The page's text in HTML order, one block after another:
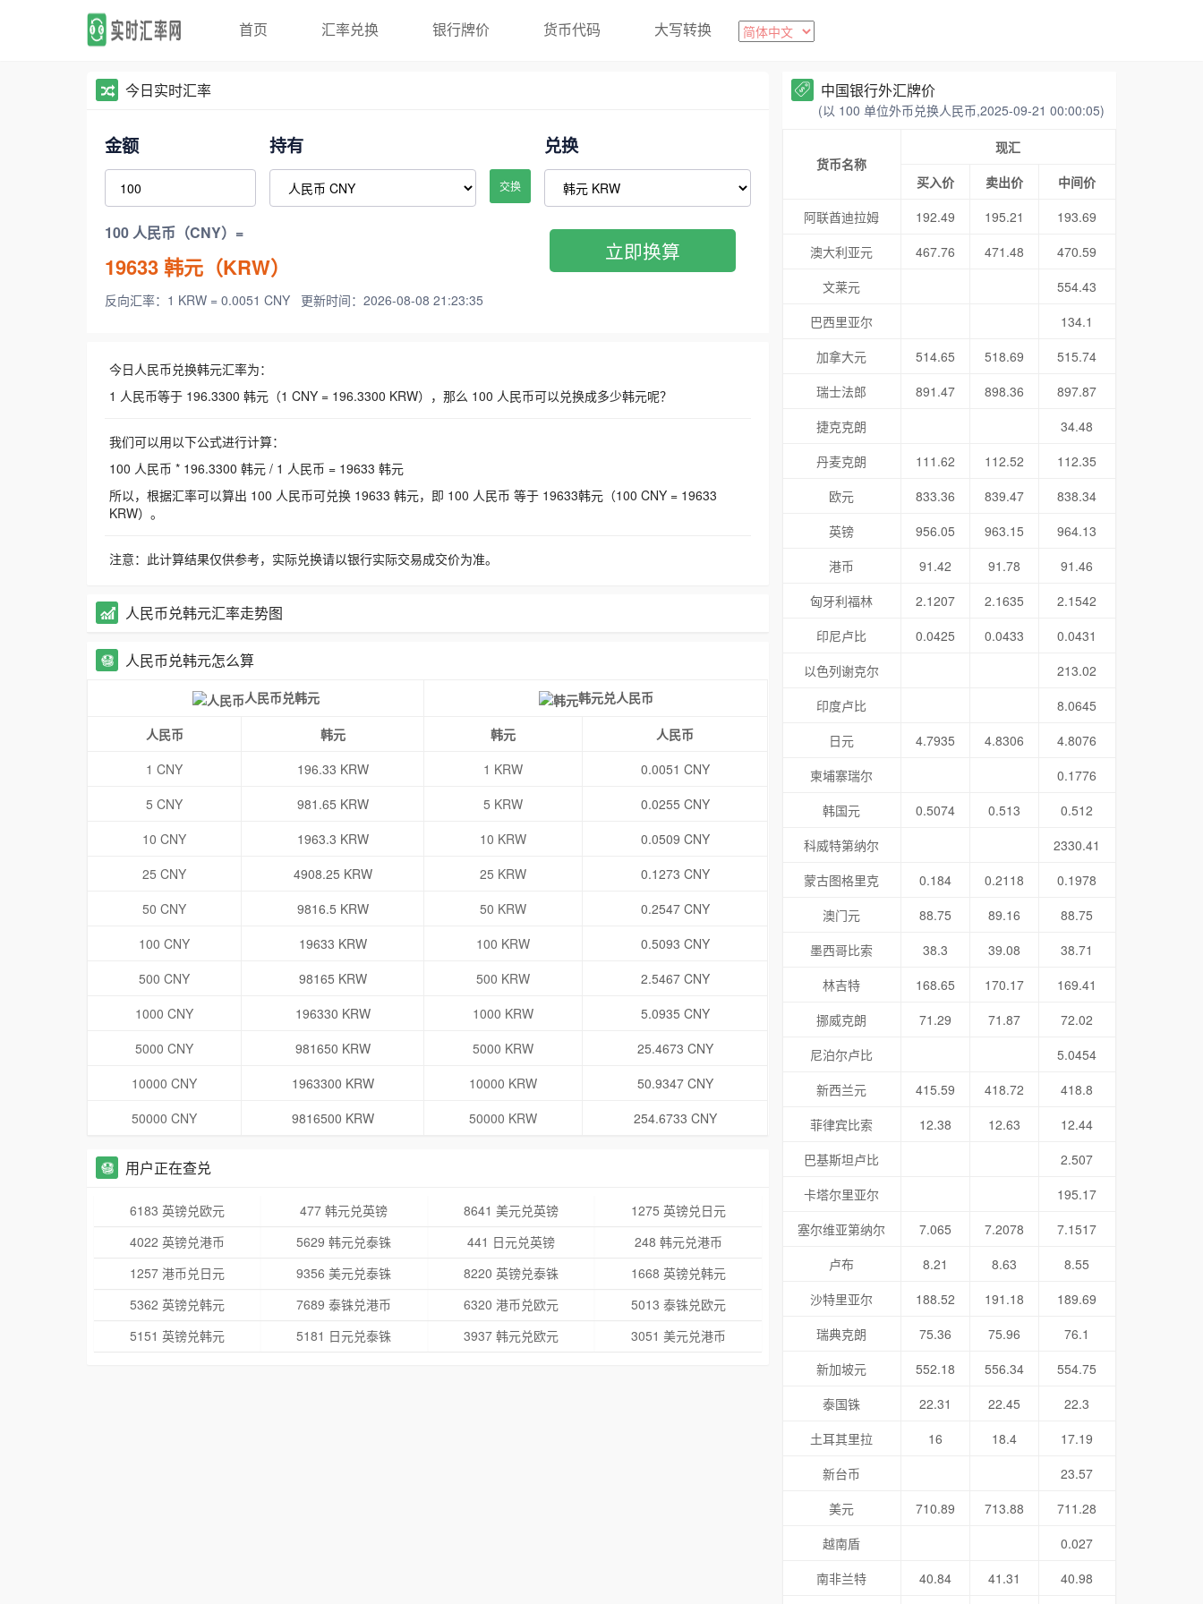
首页 汇率兑换 银行牌价 货币代码 大写转换
今日实时汇率
金额 持有
交换
兑换
100 人民币（CNY）=
19633韩元（KRW）
反向汇率：1 KRW = 0.0051 CNY 更新时间：2026-08-08 21:23:35
立即换算
今日人民币兑换韩元汇率为：
1 人民币等于 196.3300 韩元（1 CNY = 196.3300 KRW），那么 100 人民币可以兑换成多少韩元呢？
我们可以用以下公式进行计算：
100 人民币 * 196.3300 韩元 / 1 人民币 = 19633 韩元
所以，根据汇率可以算出 100 人民币可兑换 19633 韩元，即 100 人民币 等于 19633韩元（100 CNY = 19633
KRW）。
注意：此计算结果仅供参考，实际兑换请以银行实际交易成交价为准。
人民币兑韩元汇率走势图
人民币兑韩元怎么算
人民币兑韩元 韩元兑人民币
人民币 韩元 韩元
人民币
1 CNY
196.33 KRW 1 KRW
0.0051 CNY
5 CNY
981.65 KRW 5 KRW
0.0255 CNY
10 CNY
1963.3 KRW 10 KRW
0.0509 CNY
25 CNY
4908.25 KRW 25 KRW
0.1273 CNY
50 CNY
9816.5 KRW 50 KRW
0.2547 CNY
100 CNY
19633 KRW 100 KRW
0.5093 CNY
500 CNY
98165 KRW 500 KRW
2.5467 CNY
1000 CNY
196330 KRW 1000 KRW
5.0935 CNY
5000 CNY
981650 KRW 5000 KRW
25.4673 CNY
10000 CNY
1963300 KRW 10000 KRW
50.9347 CNY
50000 CNY
9816500 KRW 50000 KRW 254.6733 CNY
用户正在查兑
6183 英镑兑欧元 477 韩元兑英镑 8641 美元兑英镑
1275 英镑兑日元
4022 英镑兑港币
5629 韩元兑泰铢 441 日元兑英镑
248 韩元兑港币
1257 港币兑日元
9356 美元兑泰铢 8220 英镑兑泰铢
1668 英镑兑韩元
5362 英镑兑韩元
7689 泰铢兑港币 6320 港币兑欧元
5013 泰铢兑欧元
5151 英镑兑韩元
5181 日元兑泰铢 3937 韩元兑欧元 3051 美元兑港币
中国银行外汇牌价
(以 100 单位外币兑换人民币,2025-09-21 00:00:05)
货币名称
现汇
买入价
卖出价
中间价
阿联酋迪拉姆
192.49 195.21
193.69
澳大利亚元
467.76 471.48
470.59
文莱元
554.43
巴西里亚尔
134.1
加拿大元
514.65 518.69
515.74
瑞士法郎
891.47 898.36
897.87
捷克克朗
34.48
丹麦克朗
111.62 112.52
112.35
欧元
833.36 839.47
838.34
英镑
956.05 963.15
964.13
港币
91.42 91.78
91.46
匈牙利福林
2.1207 2.1635
2.1542
印尼卢比
0.0425 0.0433
0.0431
以色列谢克尔
213.02
印度卢比
8.0645
日元
4.7935 4.8306
4.8076
柬埔寨瑞尔
0.1776
韩国元
0.5074 0.513
0.512
科威特第纳尔
2330.41
蒙古图格里克
0.184 0.2118
0.1978
澳门元
88.75 89.16
88.75
墨西哥比索
38.3 39.08
38.71
林吉特
168.65 170.17
169.41
挪威克朗
71.29 71.87
72.02
尼泊尔卢比
5.0454
新西兰元
415.59 418.72
418.8
菲律宾比索
12.38 12.63
12.44
巴基斯坦卢比
2.507
卡塔尔里亚尔
195.17
塞尔维亚第纳尔
7.065 7.2078
7.1517
卢布
8.21 8.63
8.55
沙特里亚尔
188.52 191.18
189.69
瑞典克朗
75.36 75.96
76.1
新加坡元
552.18 556.34
554.75
泰国铢
22.31 22.45
22.3
土耳其里拉
16 18.4
17.19
新台币
23.57
美元
710.89 713.88
711.28
越南盾
0.027
南非兰特
40.84 41.31 40.98